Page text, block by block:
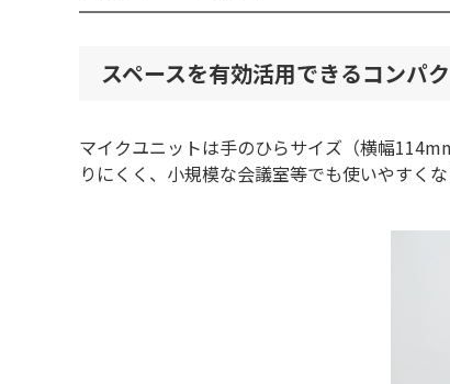
スペースを有効活用できるコンパ
マイクユニットは手のひらサイズ（横幅
りにくく、小規模な会議室等でも使いやすくな